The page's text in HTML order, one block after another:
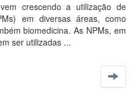
crescendo a utilização de
em diversas áreas, como
biomedicina. As NPMs, em
ser utilizadas ...